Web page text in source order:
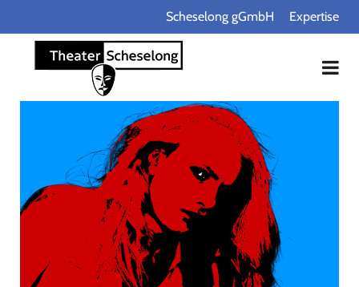
Scheselong gGmbH Expertise